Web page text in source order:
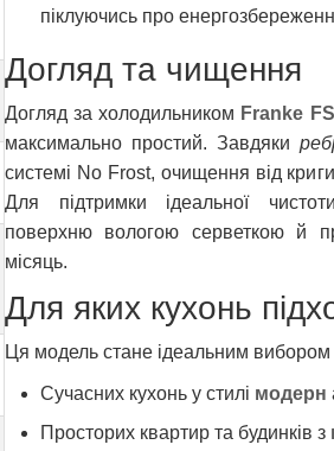
піклуючись про
Догляд та чищення
Догляд за холодильником Franke
максимально простий. Завдяки
системі No Frost, очищення від
Для підтримки ідеальної
поверхню вологою серветкою й
місяць.
Для яких кухонь
Ця модель стане ідеальним вибором
Сучасних кухонь у стилі модерн
Просторих квартир та будинків з